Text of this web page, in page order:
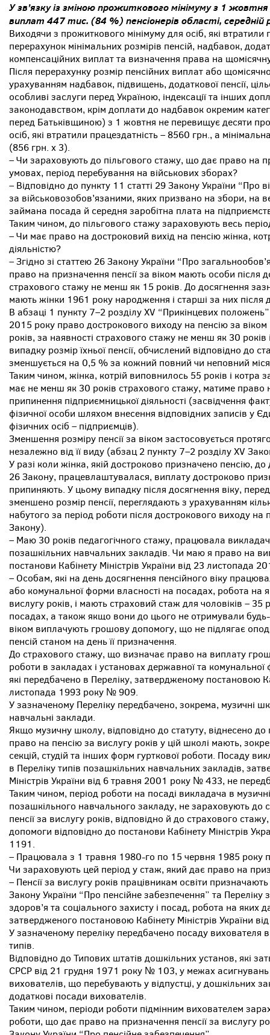
У зв’язку із зміною прожиткового мінімуму з 1
виплат 447 тис. (84 %) пенсіонерів області, середній
Виходячи з прожиткового мінімуму для осіб, які
перерахунок мінімальних розмірів пенсій, надбавок,
компенсаційних виплат та визначення права на
Після перерахунку розмір пенсійних виплат або
урахуванням надбавок, підвищень, додаткової пенсії,
особливі заслуги перед Україною, індексації та інших
законодавством, крім доплати до надбавок окремим
перед Батьківщиною) з 1 жовтня не перевищує десяти
осіб, які втратили працездатність – 8560 грн., а
(856 грн. х 3).
– Чи зараховують до пільгового стажу, що дає право на
умовах, період перебування на військових зборах?
– Відповідно до пункту 11 статті 29 Закону України “Про
за військовозобов’язаними, яких призвано на збори, на
займана посада й середня заробітна плата на
Таким чином, до пільгового стажу зараховують весь
– Чи має право на достроковий вихід на пенсію жінка,
діяльністю?
– Згідно зі статтею 26 Закону України “Про
право на призначення пенсії за віком мають особи після
страхового стажу не менш як 15 років. До досягнення
мають жінки 1961 року народження і старші за них після
В абзаці 1 пункту 7–2 розділу XV “Прикінцевих
2015 року право дострокового виходу на пенсію за
років, за наявності страхового стажу не менш як 30
випадку розмір їхньої пенсії, обчислений відповідно до
зменшується на 0,5 % за кожний повний чи неповний
Таким чином, жінка, котрій виповнилось 55 років і котра
має не менш як 30 років страхового стажу, матиме право
припинення підприємницької діяльності (засвідчення
фізичної особи шляхом внесення відповідних записів у
фізичних осіб – підприємців).
Зменшення розміру пенсії за віком застосовується
незалежно від її виду (абзац 2 пункту 7–2 розділу XV
У разі коли жінка, якій достроково призначено пенсію, до
26 Закону, працевлаштувалася, виплату достроково
припиняють. У цьому випадку після досягнення віку,
зменшено розмір пенсії, переглядають з урахуванням
набутого за період роботи після дострокового виходу на
Закону).
– Маю 30 років педагогічного стажу, працювала
позашкільних навчальних закладів. Чи маю я право на
постанови Кабінету Міністрів України від 23 листопада
– Особам, які на день досягнення пенсійного віку
або комунальної форми власності на посадах, робота на
вислугу років, і мають страховий стаж для чоловіків – 35
посадах, а також якщо вони до цього не отримували будь-
віком виплачують грошову допомогу, що не підлягає
пенсій станом на день її призначення.
До страхового стажу, що визначає право на виплату
роботи в закладах і установах державної та
які передбачено в Переліку, затвердженому постановою
листопада 1993 року № 909.
У зазначеному Переліку передбачено, зокрема, музичні
навчальні заклади.
Якщо музичну школу, відповідно до статуту, віднесено
право на пенсію за вислугу років у цій школі мають,
секцій, студій та інших форм гурткової роботи. Посаду
в Переліку типів позашкільних навчальних закладів,
Міністрів України від 6 травня 2001 року № 433, не
Таким чином, період роботи на посаді викладача в
позашкільного навчального закладу, не зараховують
пенсії за вислугу років, відповідно й до страхового
допомоги відповідно до постанови Кабінету Міністрів
1191.
– Працювала з 1 травня 1980-го по 15 червня 1985 року
Чи зараховують цей період у стаж, який дає право на
– Пенсії за вислугу років працівникам освіти
Закону України “Про пенсійне забезпечення” та Переліку
здоров’я та соціального захисту і посад, робота на яких
затвердженого постановою Кабінету Міністрів України
У зазначеному переліку передбачено посаду вихователя
типів.
Відповідно до Типових штатів дошкільних установ, які
СРСР від 21 грудня 1971 року № 103, у межах асигнувань
вихователів, що перебувають у відпустці, у дошкільних
додаткові посади вихователів.
Таким чином, періоди роботи підмінним вихователем
роботи, що дає право на призначення пенсії за вислугу